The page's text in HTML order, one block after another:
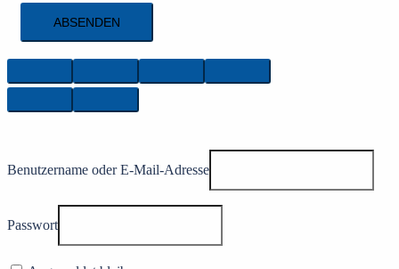
ABSENDEN
Benutzername oder E-Mail-Adresse
Passwort